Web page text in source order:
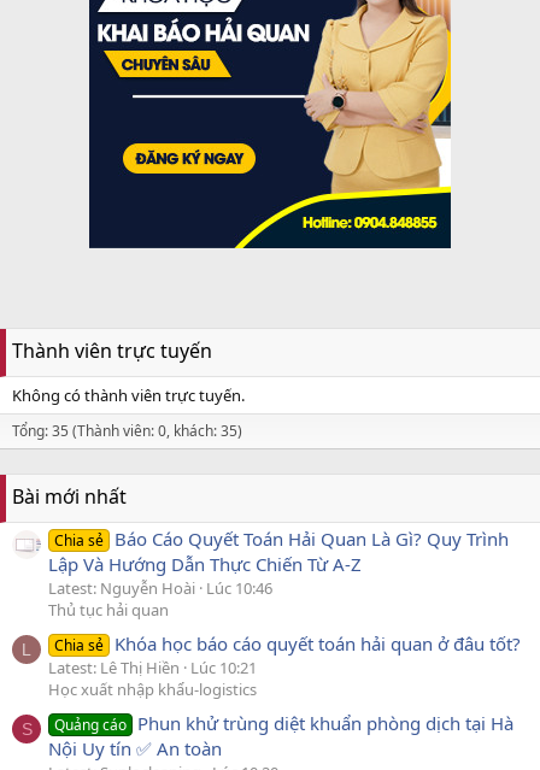
Thành viên trực tuyến
Không có thành viên trực tuyến.
Tổng: 35 (Thành viên: 0, khách: 35)
Bài mới nhất
Chia sẻ Báo Cáo Quyết Toán Hải Quan Là Gì? Quy Trình
Lập Và Hướng Dẫn Thực Chiến Từ A-Z
Latest: Nguyễn Hoài Lúc 10:46
Thủ tục hải quan
L Chia sẻ Khóa học báo cáo quyết toán hải quan ở đâu tốt?
Latest: Lê Thị Hiền
Lúc 10:21
Học xuất nhập khẩu-logistics
S Quảng cáo Phun khử trùng diệt khuẩn phòng dịch tại Hà
Nội Uy tín ✅ An toàn